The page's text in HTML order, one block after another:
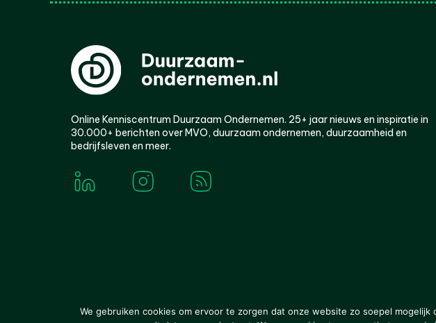
Online Kenniscentrum Duurzaam Ondernemen. 25+ jaar nieuws en inspiratie in
30.000+ berichten over MVO, duurzaam ondernemen, duurzaamheid en
bedrijfsleven en meer.
© 2000-2026 Van der Molen EIS Colofon Disclaimer Privacy
We gebruiken cookies om ervoor te zorgen dat onze website zo soepel